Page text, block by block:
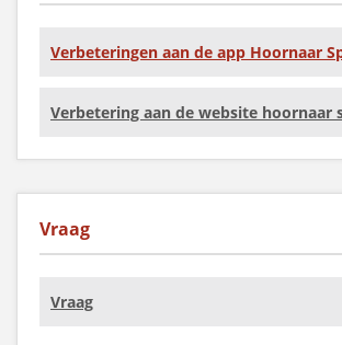
Verbeteringen aan de app Hoornaar
Verbetering aan de website hoornaar
Vraag
Vraag